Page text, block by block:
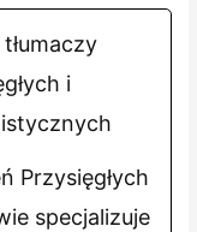
tłumaczy
i
Przysięgłych
specjalizuje